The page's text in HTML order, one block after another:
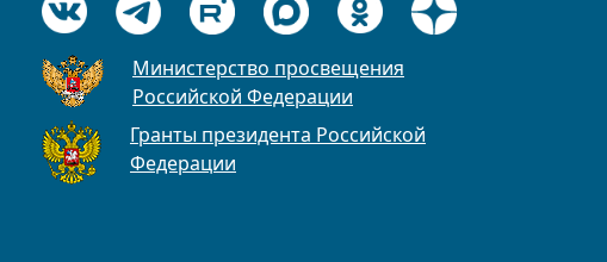
Министерство просвещения
Российской Федерации
Гранты президента Российской
Федерации